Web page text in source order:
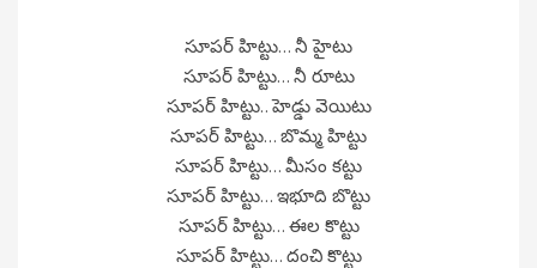
సూపర్ హిట్టు… నీ హైటు
సూపర్ హిట్టు… నీ రూటు
సూపర్ హిట్టు.. హెడ్డు వెయిటు
సూపర్ హిట్టు… బొమ్మ హిట్టు
సూపర్ హిట్టు… మీసం కట్టు
సూపర్ హిట్టు… ఇభూది బొట్టు
సూపర్ హిట్టు… ఈల కొట్టు
సూపర్ హిట్టు… దంచి కొట్టు